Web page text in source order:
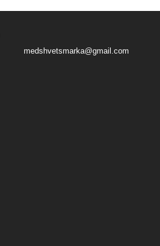
medshvetsmarka@gmail.com